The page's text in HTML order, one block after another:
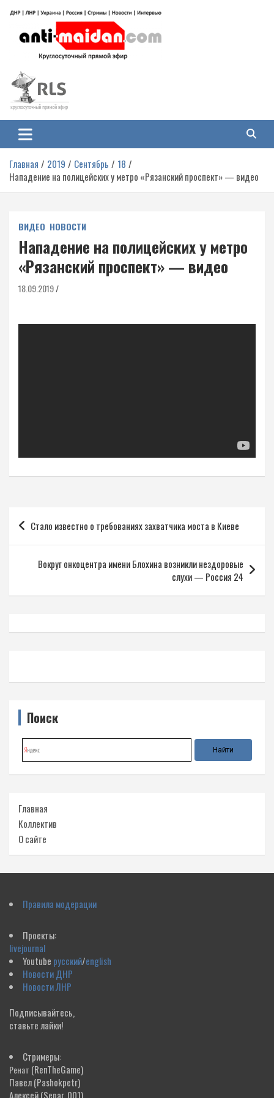
содержимому
Антимайдан: Гражданская война
на Украине
гражданской войне на Украине, включая события в Новороссии, ДНР,
ЛНР и других регионах.
Главная 2019 Сентябрь
18
Нападение на полицейских у метро «Рязанский проспект» — видео
ВИДЕО НОВОСТИ
Нападение на полицейских у метро
«Рязанский проспект» — видео
18.09.2019
Навигация
по
записям
Стало известно о требованиях захватчика моста в Киеве
Вокруг онкоцентра имени Блохина возникли нездоровые
слухи — Россия 24
Поиск
Главная
Коллектив
О сайте
Правила модерации
Проекты:
livejournal
Youtube русский/english
Новости ДНР
Новости ЛНР
Подписывайтесь,
ставьте лайки!
Стримеры:
Ренат (RenTheGame)
Павел(Pashokpetr)
Алексей(Separ_001)